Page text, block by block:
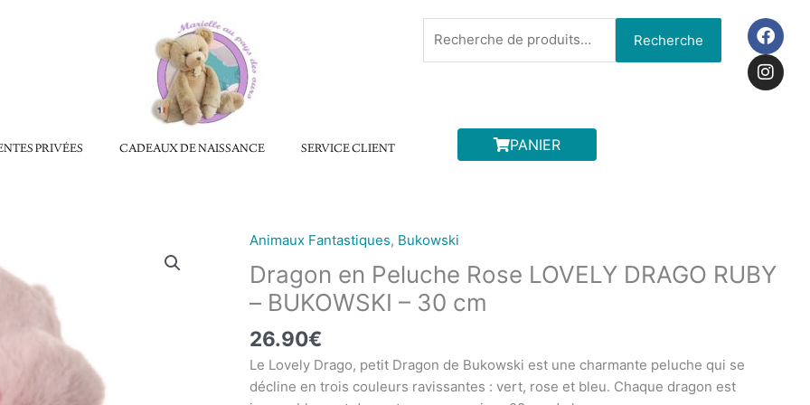
pour :
Recherche
F
a
c
e
I
n
s
t
PRIVÉES CADEAUX DE NAISSANCE SERVICE CLIENT PANIER
Animaux Fantastiques, Bukowski
Dragon en Peluche Rose LOVELY DRAGO RUBY
– BUKOWSKI – 30 cm
26.90€
Le Lovely Drago, petit Dragon de Bukowski est une charmante peluche qui se
décline en trois couleurs ravissantes : vert, rose et bleu. Chaque dragon est
quantité
de
Dragon
en
Peluche
Rose
LOVELY
DRAGO